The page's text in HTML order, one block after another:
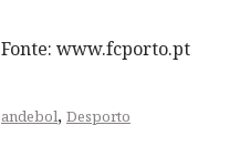
Fonte: www.fcporto.pt
andebol, Desporto